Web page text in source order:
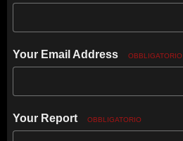
Your Email Address OBBLIGATORIO
Your Report OBBLIGATORIO